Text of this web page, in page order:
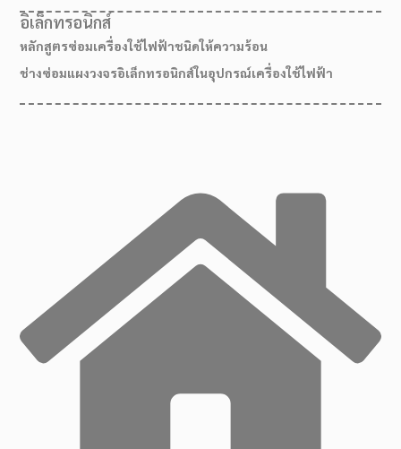
อิเล็กทรอนิกส์
หลักสูตรซ่อมเครื่องใช้ไฟฟ้าชนิดให้ความร้อน
ช่างซ่อมแผงวงจรอิเล็กทรอนิกส์ในอุปกรณ์เครื่องใช้ไฟฟ้า